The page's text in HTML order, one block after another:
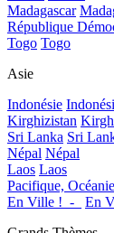
Madagascar
République
Togo Togo
Asie
Indonésie
Kirghizistan
Sri Lanka Sri
Népal Népal
Laos Laos
Pacifique,
En Ville !_-_
En